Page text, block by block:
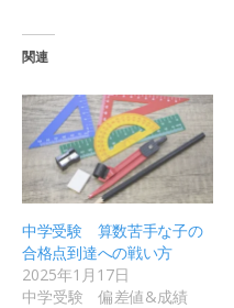
関連
中学受験 算数苦手な子の
合格点到達への戦い方
2025年1月17日
中学受験 偏差値&成績